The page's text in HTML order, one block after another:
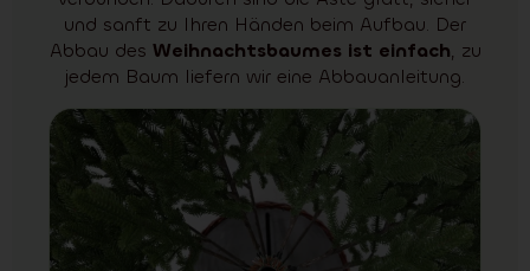
und sanft zu Ihren Händen beim Aufbau. Der
Abbau des Weihnachtsbaumes ist einfach, zu
jedem Baum liefern wir eine Abbauanleitung.